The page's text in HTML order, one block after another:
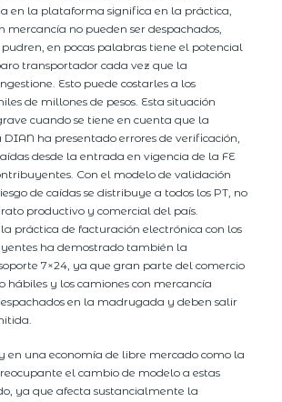
en la plataforma significa en la práctica,
mercancía no pueden ser despachados,
pudren, en pocas palabras tiene el potencial
transportador cada vez que la
Esto puede costarles a los
de millones de pesos. Esta situación
cuando se tiene en cuenta que la
ha presentado errores de verificación,
desde la entrada en vigencia de la FE
Con el modelo de validación
de caídas se distribuye a todos los PT, no
productivo y comercial del país.
práctica de facturación electrónica con los
ha demostrado también la
7×24, ya que gran parte del comercio
hábiles y los camiones con mercancía
en la madrugada y deben salir
en una economía de libre mercado como la
el cambio de modelo a estas
ya que afecta sustancialmente la